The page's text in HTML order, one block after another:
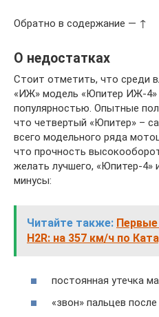
Обратно в содержание — ↑
О недостатках
Стоит отметить, что среди
«ИЖ» модель «Юпитер ИЖ-4»
популярностью. Опытные
что четвертый «Юпитер» –
всего модельного ряда
что прочность
желать лучшего, «Юпитер-4»
минусы:
Читайте также:
H2R: на 357 км/ч по
постоянная утечка
«звон» пальцев